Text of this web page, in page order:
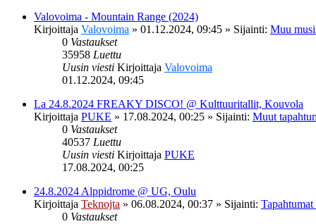
Valovoima - Mountain Range (2024)
Kirjoittaja Valovoima » 01.12.2024, 09:45 » Sijainti: Muu
0 Vastaukset
35958 Luettu
Uusin viesti Kirjoittaja Valovoima
01.12.2024, 09:45
La 24.8.2024 FREAKY DISCO! @ Kulttuuritallit, Kouvola
Kirjoittaja PUKE » 17.08.2024, 00:25 » Sijainti: Muut
0 Vastaukset
40537 Luettu
Uusin viesti Kirjoittaja PUKE
17.08.2024, 00:25
24.8.2024 Alppidrome @ UG, Oulu
Kirjoittaja Teknojta » 06.08.2024, 00:37 » Sijainti: Tapahtumat
0 Vastaukset